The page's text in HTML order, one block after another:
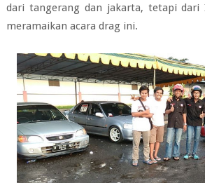
dari tangerang dan jakarta, tetapi
meramaikan acara drag ini.